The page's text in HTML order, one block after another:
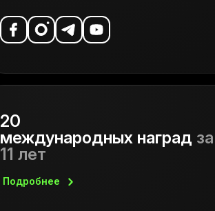
20
международных наград за
11 лет
Подробнее